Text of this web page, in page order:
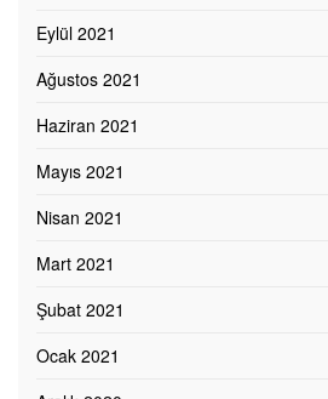
Eylül 2021
Ağustos 2021
Haziran 2021
Mayıs 2021
Nisan 2021
Mart 2021
Şubat 2021
Ocak 2021